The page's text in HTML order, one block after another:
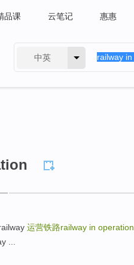
品课 云笔记 惠惠
中英
运营铁路railway in operation
...